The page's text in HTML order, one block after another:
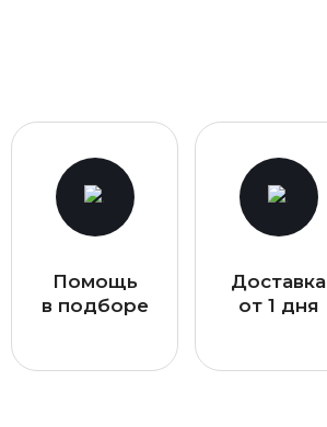
Помощь
в подборе
Доставка
от 1 дня